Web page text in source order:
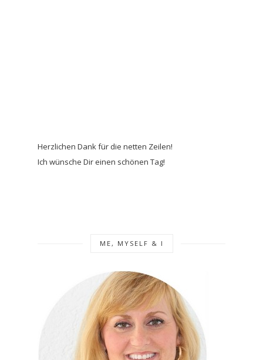
Herzlichen Dank für die netten Zeilen!
Ich wünsche Dir einen schönen Tag!
ME, MYSELF & I